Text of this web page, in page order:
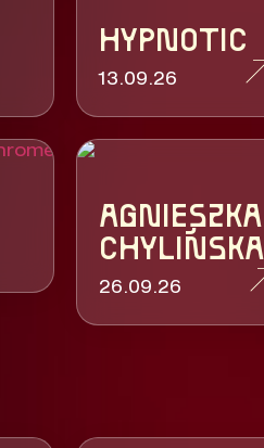
HYPNOTIC
13.09.26
AGNIESZKA
CHYLIŃSKA
26.09.26